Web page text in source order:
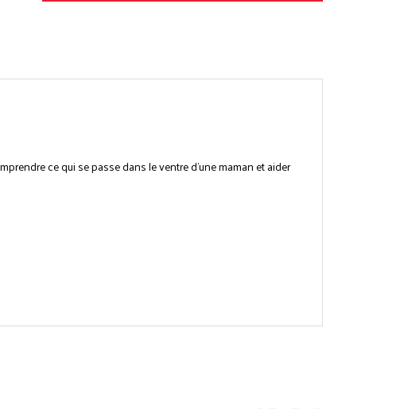
ce qui se passe dans le ventre d'une maman et aider